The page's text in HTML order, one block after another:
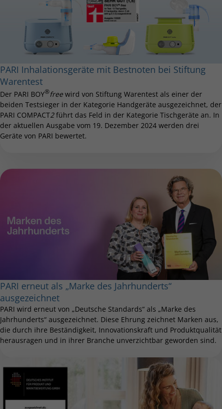
PARI Inhalationsgeräte mit Bestnoten bei Stiftung
Warentest
Der PARI BOY®freewird von Stiftung Warentest als einer der
beiden Testsieger in der Kategorie Handgeräte ausgezeichnet, der
PARI COMPACT2führt das Feld in der Kategorie Tischgeräte an. In
der aktuellen Ausgabe vom 19. Dezember 2024 werden drei
Geräte von PARI bewertet.
PARI erneut als „Marke des Jahrhunderts“
ausgezeichnet
PARI wird erneut von „Deutsche Standards“ als „Marke des
Jahrhunderts“ ausgezeichnet. Diese Ehrung zeichnet Marken aus,
die durch ihre Beständigkeit, Innovationskraft und Produktqualität
herausragen und in ihrer Branche unverzichtbar geworden sind.